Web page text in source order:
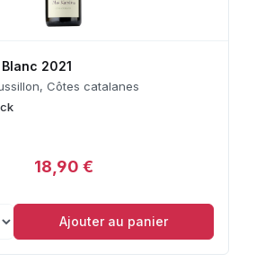
2021
Côtes catalanes
18,90 €
Ajouter au panier